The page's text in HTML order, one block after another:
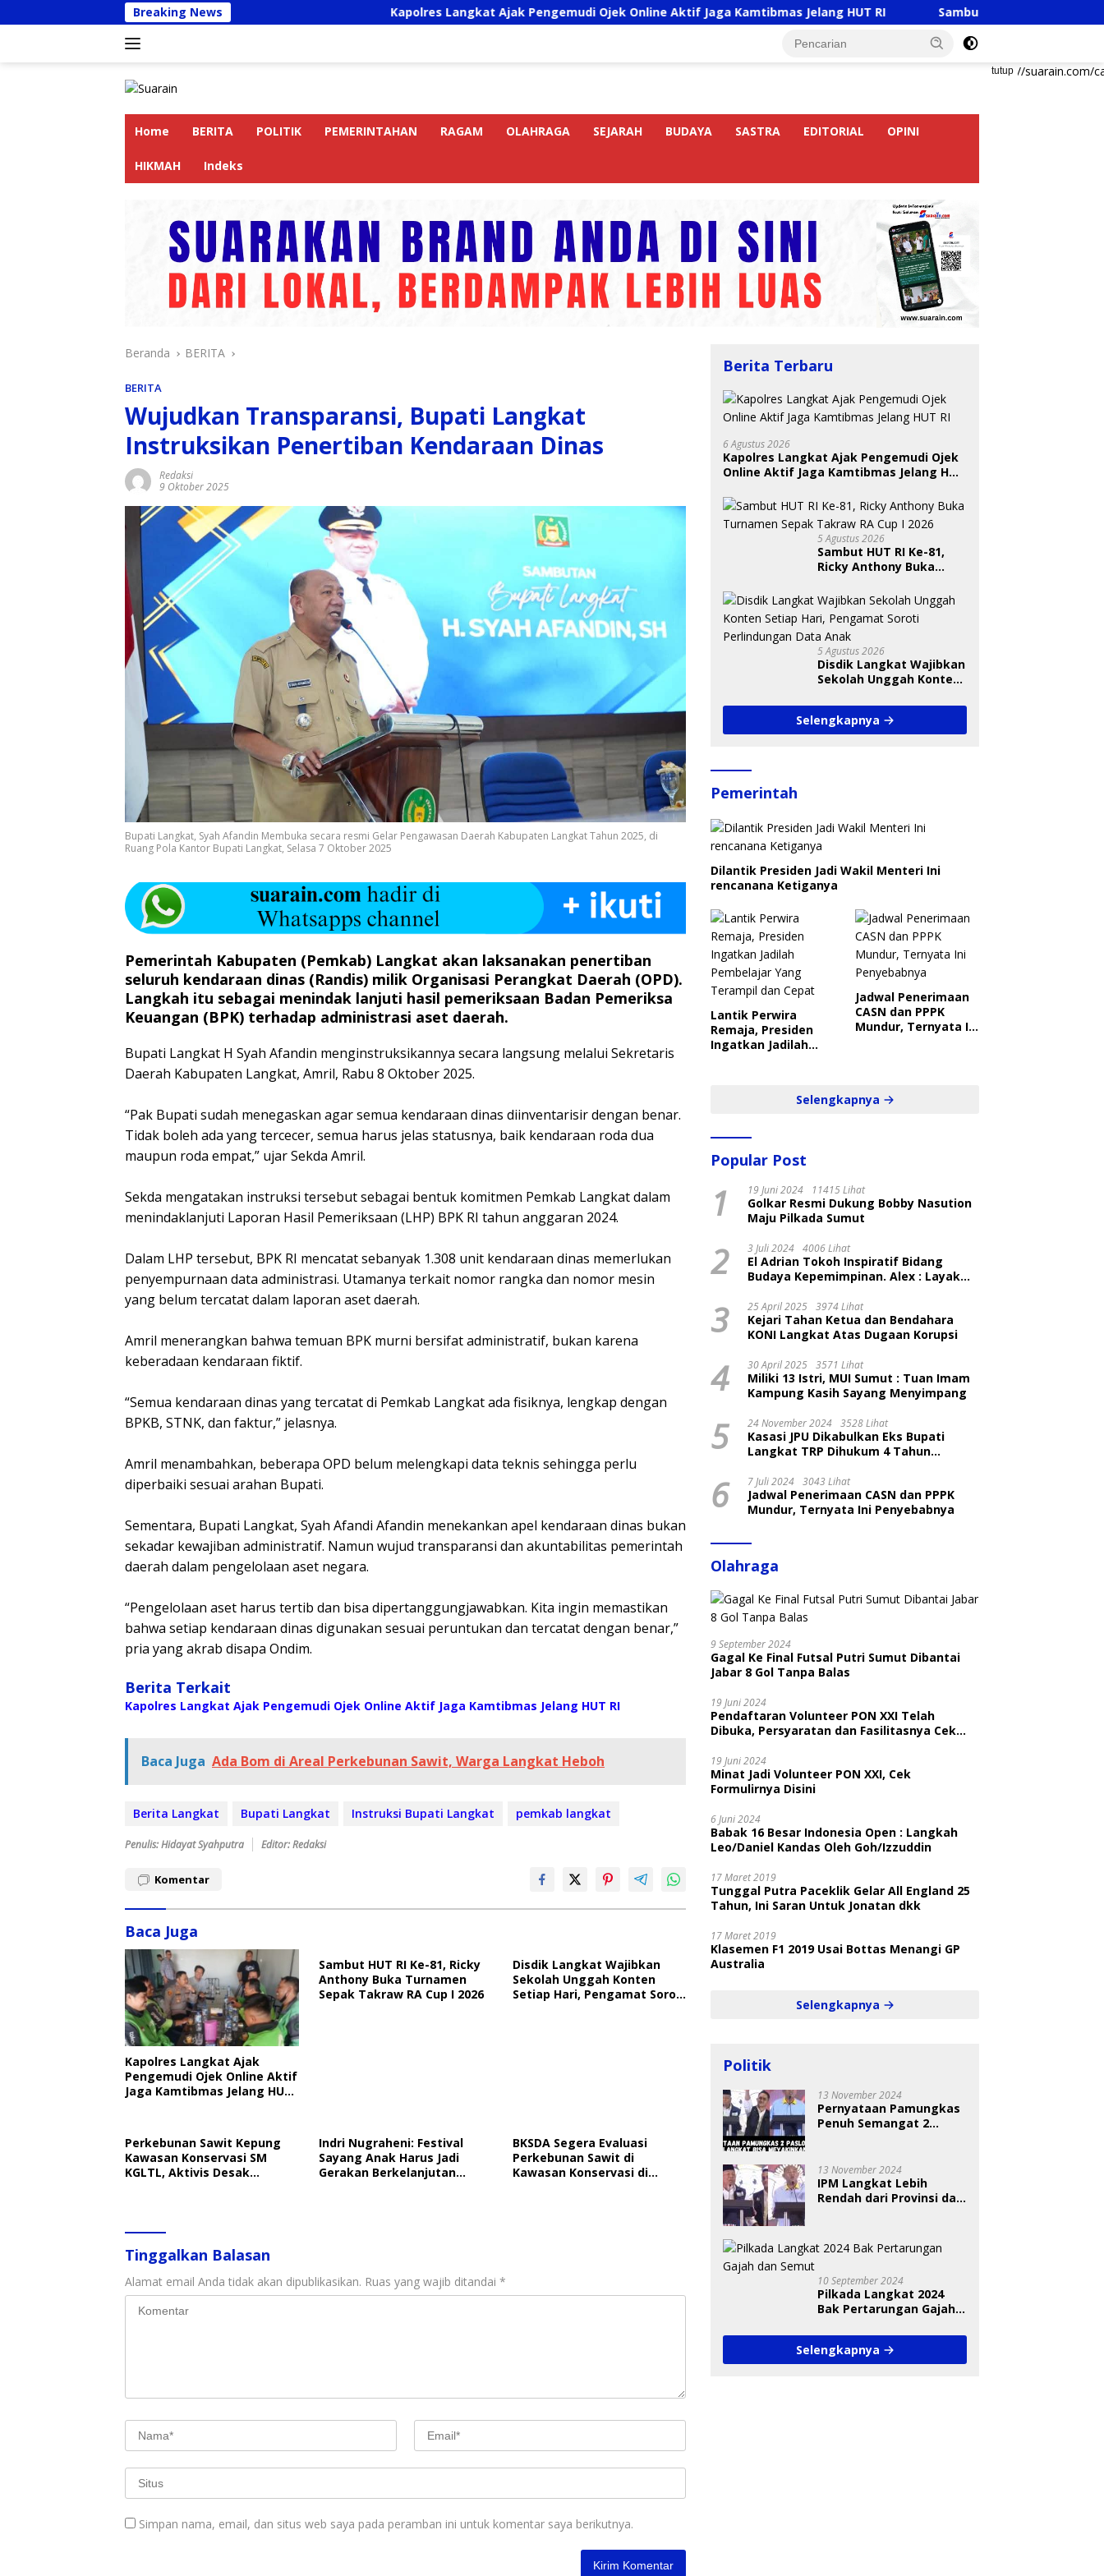
ke
Breaking News Kapolres Langkat Ajak Pengemudi Ojek Online Aktif Jaga Kamtibmas Jelang HUT RI Sambut HUT RI Ke-81, Ricky Anthony
tutup
https://suarain.com/
Home BERITA POLITIK PEMERINTAHAN RAGAM OLAHRAGA SEJARAH BUDAYA SASTRA EDITORIAL OPINI
HIKMAH Indeks
Beranda BERITA
BERITA
Wujudkan Transparansi, Bupati Langkat
Instruksikan Penertiban Kendaraan Dinas ‎
Redaksi
9 Oktober 2025
Bupati Langkat, Syah Afandin Membuka secara resmi Gelar Pengawasan Daerah Kabupaten Langkat Tahun 2025, di
Ruang Pola Kantor Bupati Langkat, Selasa 7 Oktober 2025
Pemerintah Kabupaten (Pemkab) Langkat akan laksanakan penertiban
seluruh kendaraan dinas (Randis) milik Organisasi Perangkat Daerah (OPD).
Langkah itu sebagai menindak lanjuti hasil pemeriksaan Badan Pemeriksa
Keuangan (BPK) terhadap administrasi aset daerah.
‎Bupati Langkat H Syah Afandin menginstruksikannya secara langsung melalui Sekretaris
Daerah Kabupaten Langkat, Amril, Rabu 8 Oktober 2025.
‎“Pak Bupati sudah menegaskan agar semua kendaraan dinas diinventarisir dengan benar.
Tidak boleh ada yang tercecer, semua harus jelas statusnya, baik kendaraan roda dua
maupun roda empat,” ujar Sekda Amril.
‎Sekda mengatakan instruksi tersebut sebagai bentuk komitmen Pemkab Langkat dalam
menindaklanjuti Laporan Hasil Pemeriksaan (LHP) BPK RI tahun anggaran 2024.
‎Dalam LHP tersebut, BPK RI mencatat sebanyak 1.308 unit kendaraan dinas memerlukan
penyempurnaan data administrasi. Utamanya terkait nomor rangka dan nomor mesin
yang belum tercatat dalam laporan aset daerah.
‎Amril menerangkan bahwa temuan BPK murni bersifat administratif, bukan karena
keberadaan kendaraan fiktif.
‎“Semua kendaraan dinas yang tercatat di Pemkab Langkat ada fisiknya, lengkap dengan
BPKB, STNK, dan faktur,” jelasnya.
‎Amril menambahkan, beberapa OPD belum melengkapi data teknis sehingga perlu
diperbaiki sesuai arahan Bupati.
‎Sementara, Bupati Langkat, Syah Afandi Afandin menekankan apel kendaraan dinas bukan
sekadar kewajiban administratif. Namun wujud transparansi dan akuntabilitas pemerintah
daerah dalam pengelolaan aset negara.
‎“Pengelolaan aset harus tertib dan bisa dipertanggungjawabkan. Kita ingin memastikan
bahwa setiap kendaraan dinas digunakan sesuai peruntukan dan tercatat dengan benar,”
pria yang akrab disapa Ondim.
Berita Terkait
Kapolres Langkat Ajak Pengemudi Ojek Online Aktif Jaga Kamtibmas Jelang HUT RI
Baca Juga Ada Bom di Areal Perkebunan Sawit, Warga Langkat Heboh
Berita Langkat Bupati Langkat Instruksi Bupati Langkat pemkab langkat
Penulis: Hidayat Syahputra Editor: Redaksi
Komentar
Baca Juga
Kapolres Langkat Ajak
Pengemudi Ojek Online Aktif
Jaga Kamtibmas Jelang HUT
Sambut HUT RI Ke-81, Ricky
Anthony Buka Turnamen
Sepak Takraw RA Cup I 2026
Disdik Langkat Wajibkan
Sekolah Unggah Konten
Setiap Hari, Pengamat Soroti
Perkebunan Sawit Kepung
Kawasan Konservasi SM
KGLTL, Aktivis Desak
Indri Nugraheni: Festival
Sayang Anak Harus Jadi
Gerakan Berkelanjutan
BKSDA Segera Evaluasi
Perkebunan Sawit di
Kawasan Konservasi di
Tinggalkan Balasan
Alamat email Anda tidak akan dipublikasikan. Ruas yang wajib ditandai *
Simpan nama, email, dan situs web saya pada peramban ini untuk komentar saya berikutnya.
Berita Terbaru
6 Agustus 2026
Kapolres Langkat Ajak Pengemudi Ojek
Online Aktif Jaga Kamtibmas Jelang HUT
5 Agustus 2026
Sambut HUT RI Ke-81,
Ricky Anthony Buka
Takraw RA Cup I 2026
5 Agustus 2026
Disdik Langkat Wajibkan
Sekolah Unggah Konten
Soroti Perlindungan
Data Anak
Selengkapnya
Pemerintah
Dilantik Presiden Jadi Wakil Menteri Ini
rencanana Ketiganya
Lantik Perwira
Remaja, Presiden
Ingatkan Jadilah
Jadwal Penerimaan
CASN dan PPPK
Mundur, Ternyata Ini
Selengkapnya
Popular Post
1 19 Juni 2024 11415 Lihat
Golkar Resmi Dukung Bobby Nasution
Maju Pilkada Sumut
2 3 Juli 2024 4006 Lihat
El Adrian Tokoh Inspiratif Bidang
Budaya Kepemimpinan. Alex : Layak
3 25 April 2025 3974 Lihat
Kejari Tahan Ketua dan Bendahara
KONI Langkat Atas Dugaan Korupsi
4 30 April 2025 3571 Lihat
Miliki 13 Istri, MUI Sumut : Tuan Imam
Kampung Kasih Sayang Menyimpang
5 24 November 2024 3528 Lihat
Kasasi JPU Dikabulkan Eks Bupati
Langkat TRP Dihukum 4 Tahun
6 7 Juli 2024 3043 Lihat
Jadwal Penerimaan CASN dan PPPK
Mundur, Ternyata Ini Penyebabnya
Olahraga
9 September 2024
Gagal Ke Final Futsal Putri Sumut Dibantai
Jabar 8 Gol Tanpa Balas
19 Juni 2024
Pendaftaran Volunteer PON XXI Telah
Dibuka, Persyaratan dan Fasilitasnya Cek
19 Juni 2024
Minat Jadi Volunteer PON XXI, Cek
Formulirnya Disini
6 Juni 2024
Babak 16 Besar Indonesia Open : Langkah
Leo/Daniel Kandas Oleh Goh/Izzuddin
17 Maret 2019
Tunggal Putra Paceklik Gelar All England 25
Tahun, Ini Saran Untuk Jonatan dkk
17 Maret 2019
Klasemen F1 2019 Usai Bottas Menangi GP
Australia
Selengkapnya
Politik
13 November 2024
Pernyataan Pamungkas
Penuh Semangat 2
13 November 2024
IPM Langkat Lebih
Rendah dari Provinsi dan
10 September 2024
Pilkada Langkat 2024
Bak Pertarungan Gajah
Selengkapnya